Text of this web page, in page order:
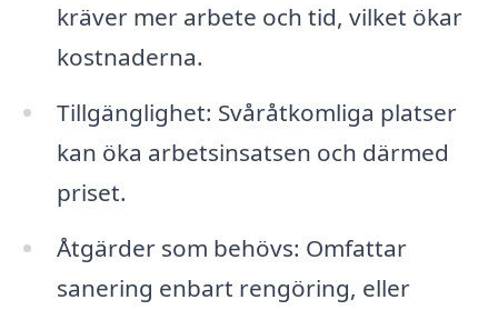
kräver mer arbete och tid, vilket ökar
kostnaderna.
Tillgänglighet: Svåråtkomliga platser
kan öka arbetsinsatsen och därmed
priset.
Åtgärder som behövs: Omfattar
sanering enbart rengöring, eller